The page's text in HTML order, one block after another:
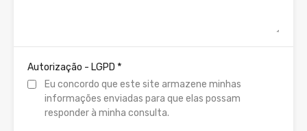
Autorização - LGPD *
Eu concordo que este site armazene minhas
informações enviadas para que elas possam
responder à minha consulta.